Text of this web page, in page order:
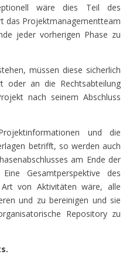
wäre dies Teil des
das Projektmanagementteam
jeder vorherigen Phase zu
müssen diese sicherlich
oder an die Rechtsabteilung
nach seinem Abschluss
und die
betrifft, so werden auch
am Ende der
Gesamtperspektive des
von Aktivitäten wäre, alle
und zu bereinigen und sie
Repository zu